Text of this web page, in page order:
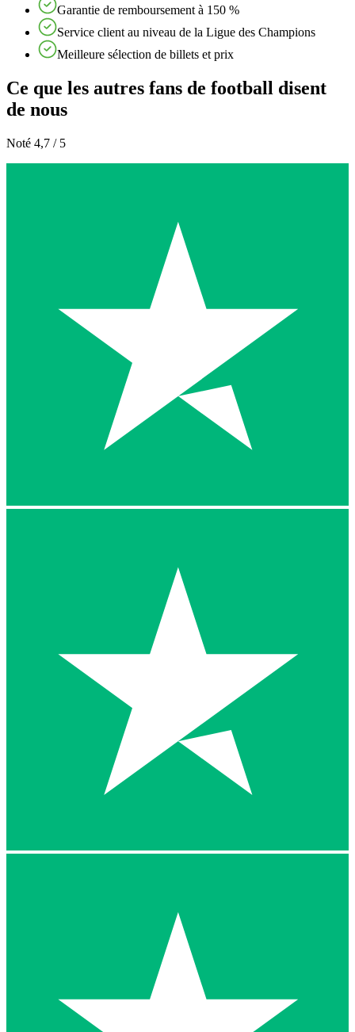
Garantie de remboursement à 150 %
Service client au niveau de la Ligue des Champions
Meilleure sélection de billets et prix
Ce que les autres fans de football disent
de nous
Noté 4,7 / 5